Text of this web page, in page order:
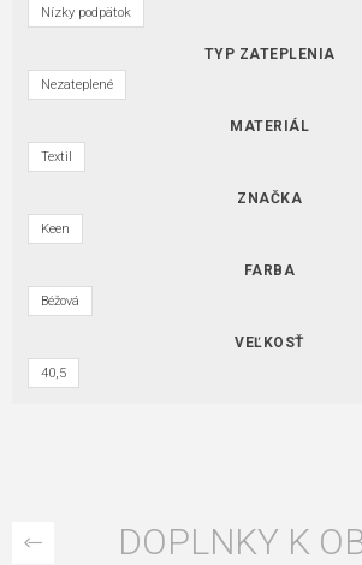
Nízky podpätok
TYP ZATEPLENIA
Nezateplené
MATERIÁL
Textil
ZNAČKA
Keen
FARBA
Béžová
VEĽKOSŤ
40,5
DOPLNKY K